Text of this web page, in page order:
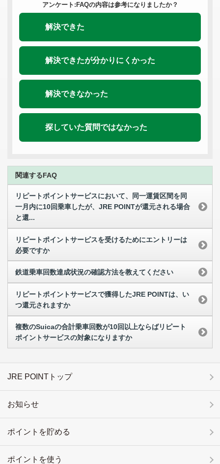
アンケート:FAQの内容は参考になりましたか？
解決できた
解決できたが分かりにくかった
解決できなかった
探していた質問ではなかった
関連するFAQ
リピートポイントサービスにおいて、同一運賃区間を同
一月内に10回乗車したが、JRE POINTが還元される場合
と還...
リピートポイントサービスを受けるためにエントリーは
必要ですか
鉄道乗車回数達成状況の確認方法を教えてください
リピートポイントサービスで獲得したJRE POINTは、い
つ還元されますか
複数のSuicaの合計乗車回数が10回以上ならばリピート
ポイントサービスの対象になりますか
JRE POINTトップ
お知らせ
ポイントを貯める
ポイントを使う